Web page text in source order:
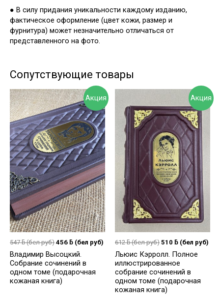
● В силу придания уникальности каждому изданию,
фактическое оформление (цвет кожи, размер и
фурнитура) может незначительно отличаться от
представленного на фото.
Сопутствующие товары
Акция
547ƃ(бел руб) 456 ƃ (бел руб)
Владимир Высоцкий.
Собрание сочинений в
одном томе (подарочная
кожаная книга)
Акция
612ƃ(бел руб) 510 ƃ (бел руб)
Льюис Кэрролл. Полное
иллюстрированное
собрание сочинений в
одном томе (подарочная
кожаная книга)